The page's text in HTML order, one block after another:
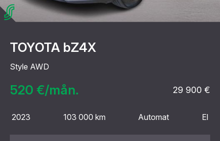
TOYOTA bZ4X
Style AWD
520 €/mån. 29 900 €
2023 103 000 km Automat El